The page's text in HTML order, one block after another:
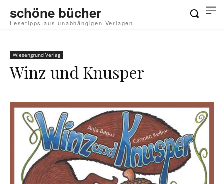
schöne bücher
Lesetipps aus unabhängigen Verlagen
Wiesengrund Verlag
Winz und Knusper